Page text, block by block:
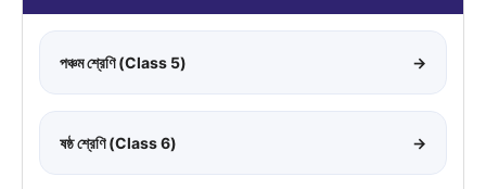
পঞ্চম শ্রেণি (Class 5) →
ষষ্ঠ শ্রেণি (Class 6) →